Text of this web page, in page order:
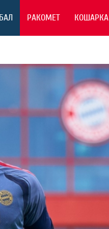
РАКОМЕТ КОШАРКА